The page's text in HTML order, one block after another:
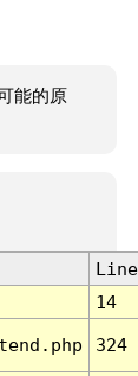
能的原
Line
14
324